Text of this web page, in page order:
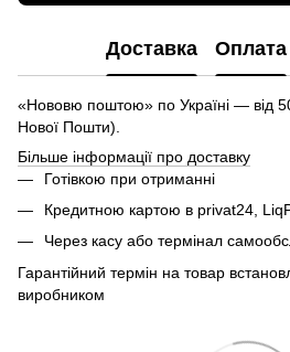
Доставка Оплата
«Нововю поштою» по Україні — від
Нової Пошти).
Більше інформації про доставку
Готівкою при отриманні
Кредитною картою в privat24,
Через касу або термінал
Гарантійний термін на товар
виробником